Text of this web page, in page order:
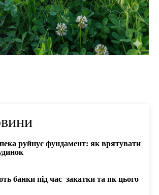
руйнує фундамент: як врятувати
банки під час закатки та як цього